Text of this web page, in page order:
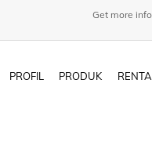
Get more
PROFIL PRODUK